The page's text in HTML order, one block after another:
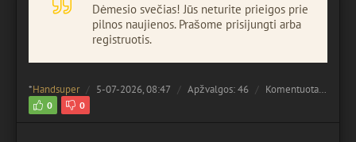
Dėmesio svečias! Jūs neturite prieigos prie
pilnos naujienos. Prašome prisijungti arba
registruotis.
*Handsuper 5-07-2026, 08:47 Apžvalgos: 46 Komentuota: 0
0 0